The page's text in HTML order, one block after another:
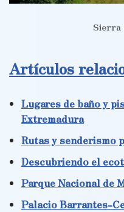
Sierra
Artículos
Lugares de baño y
Extremadura
Rutas y
Descubriendo el
Parque Nacional de
Palacio Barrantes-